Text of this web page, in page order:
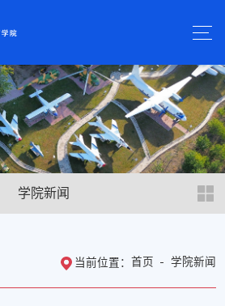
学院新闻
当前位置： 首页 学院新闻